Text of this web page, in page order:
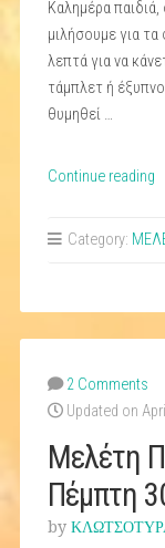
Καλημέρα
μιλήσουμε για
λεπτά για να
τάμπλετ ή
θυμηθεί …
Continue reading
Category:
2 Comments
Updated on
Μελέτη
Πέμπτη
by